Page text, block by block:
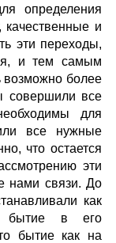
определения
качественные и
эти переходы,
и тем самым
возможно более
совершили все
для
все нужные
что остается
эти
нами связи. До
как
бытие в его
бытие как на